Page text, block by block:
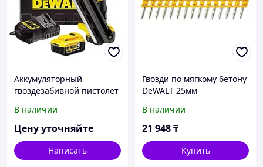
Аккумуляторный
гвоздезабивной пистолет
В наличии
Цену уточняйте
Написать
Гвозди по мягкому бетону
DeWALT 25мм
В наличии
21 948₸
Купить